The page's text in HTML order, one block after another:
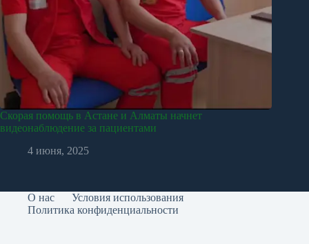
Скорая помощь в Астане и Алматы начнет
видеонаблюдение за пациентами
4 июня, 2025
О нас
Условия использования
Политика конфиденциальности